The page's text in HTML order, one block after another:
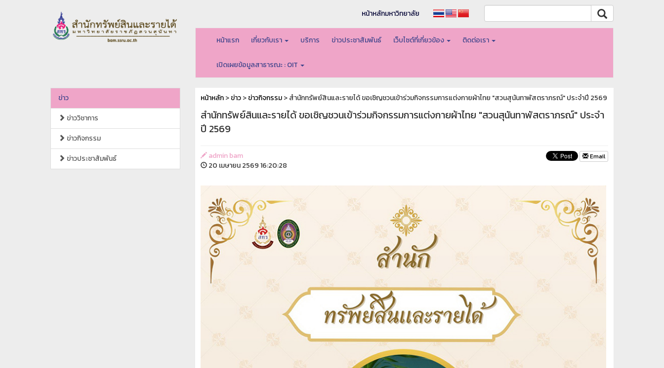
หน้าหลักมหาวิทยาลัย
หน้าแรก เกี่ยวกับเรา บริการ ข่าวประชาสัมพันธ์ เว็บไซต์ที่เกี่ยวข้อง ติดต่อเรา
เปิดเผยข้อมูลสาธารณะ : OIT
ข่าว
ข่าววิชาการ
ข่าวกิจกรรม
ข่าวประชาสัมพันธ์
หน้าหลัก>ข่าว>ข่าวกิจกรรม> สำนักทรัพย์สินและรายได้ ขอเชิญชวนเข้าร่วมกิจกรรมการแต่งกายผ้าไทย "สวนสุนันทาพัสตราภรณ์" ประจำปี 2569
สำนักทรัพย์สินและรายได้ ขอเชิญชวนเข้าร่วมกิจกรรมการแต่งกายผ้าไทย "สวนสุนันทาพัสตราภรณ์" ประจำ
ปี 2569
admin bam
20 เมษายน 2569 16:20:28
Email